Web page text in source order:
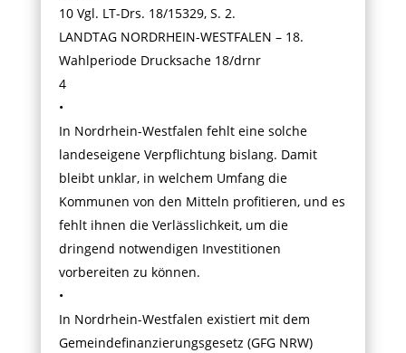
10 Vgl. LT-Drs. 18/15329, S. 2.
LANDTAG NORDRHEIN-WESTFALEN – 18.
Wahlperiode Drucksache 18/drnr
4
•
In Nordrhein-Westfalen fehlt eine solche
landeseigene Verpflichtung bislang. Damit
bleibt unklar, in welchem Umfang die
Kommunen von den Mitteln profitieren, und es
fehlt ihnen die Verlässlichkeit, um die
dringend notwendigen Investitionen
vorbereiten zu können.
•
In Nordrhein-Westfalen existiert mit dem
Gemeindefinanzierungsgesetz (GFG NRW)